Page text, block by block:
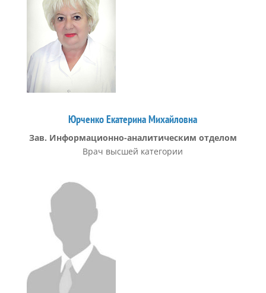
Юрченко Екатерина Михайловна
Зав. Информационно-аналитическим отделом
Врач высшей категории